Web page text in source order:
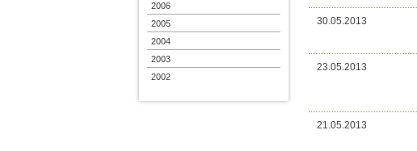
30.05.2013
23.05.2013
21.05.2013
2006
2005
2004
2003
2002